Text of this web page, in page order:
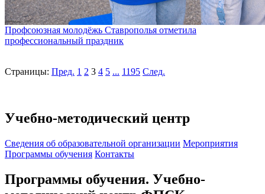
Профсоюзная молодёжь Ставрополья отметила
профессиональный праздник
Страницы: Пред. 1 2 3 4 5 ... 1195 След.
Учебно-методический центр
Cведения об образовательной организации Мероприятия
Программы обучения Контакты
Программы обучения. Учебно-